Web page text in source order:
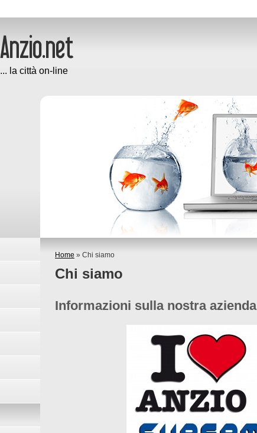
... la città on-line
Home » Chi siamo
Chi siamo
Informazioni sulla nostra azienda